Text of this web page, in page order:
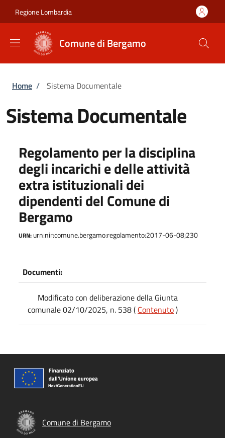
Regione Lombardia
Comune di Bergamo
Briciole di pane
Home / Sistema Documentale
Sistema Documentale
Regolamento per la disciplina
degli incarichi e delle attività
extra istituzionali dei
dipendenti del Comune di
Bergamo
URN: urn:nir:comune.bergamo:regolamento:2017-06-08;230
Documenti:
Modificato con deliberazione della Giunta
comunale 02/10/2025, n. 538 ( Contenuto)
Comune di Bergamo